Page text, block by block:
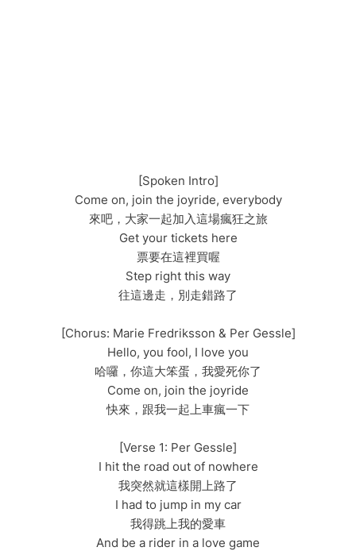
[Spoken Intro]
Come on, join the joyride, everybody
來吧，大家一起加入這場瘋狂之旅
Get your tickets here
票要在這裡買喔
Step right this way
往這邊走，別走錯路了
[Chorus: Marie Fredriksson & Per Gessle]
Hello, you fool, I love you
哈囉，你這大笨蛋，我愛死你了
Come on, join the joyride
快來，跟我一起上車瘋一下
[Verse 1: Per Gessle]
I hit the road out of nowhere
我突然就這樣開上路了
I had to jump in my car
我得跳上我的愛車
And be a rider in a love game